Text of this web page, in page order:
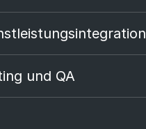
und QA